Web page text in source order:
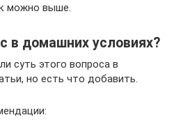
можно выше.
в домашних условиях?
суть этого вопроса в
но есть что добавить.